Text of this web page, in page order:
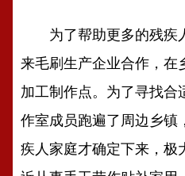
为了帮助更多的残疾
来毛刷生产企业合作，在
加工制作点。为了寻找合
作室成员跑遍了周边乡镇
疾人家庭才确定下来，极